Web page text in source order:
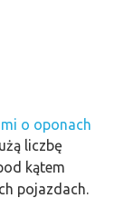
o oponach
liczbę
kątem
pojazdach.